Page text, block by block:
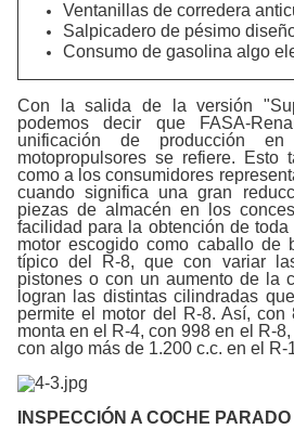
Ventanillas de corredera
Salpicadero de pésimo
Consumo de gasolina algo
Con la salida de la versión
podemos decir que FASA-
unificación de producción
motopropulsores se refiere. Esto
como a los consumidores
cuando significa una gran
piezas de almacén en los
facilidad para la obtención de toda
motor escogido como caballo de
típico del R-8, que con variar
pistones o con un aumento de la
logran las distintas cilindradas
permite el motor del R-8. Así, con
monta en el R-4, con 998 en el R-
con algo más de 1.200 c.c. en el R-
INSPECCIÓN A COCHE PARADO